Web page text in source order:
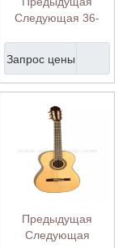
Следующая 36-
гитара для
начинающих оптом
Запрос цены
Предыдущая
Следующая